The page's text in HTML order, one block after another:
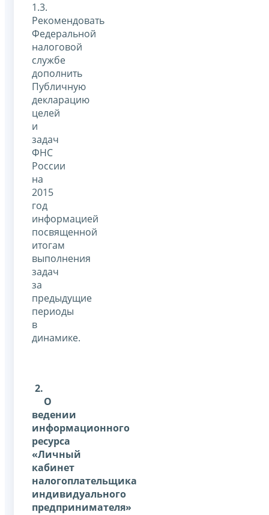
1.3.
Рекомендовать
Федеральной
налоговой
службе
дополнить
Публичную
декларацию
целей
и
задач
ФНС
России
на
2015
год
информацией
посвященной
итогам
выполнения
задач
за
предыдущие
периоды
в
динамике.
2.
О
ведении
информационного
ресурса
«Личный
кабинет
налогоплательщика
индивидуального
предпринимателя»